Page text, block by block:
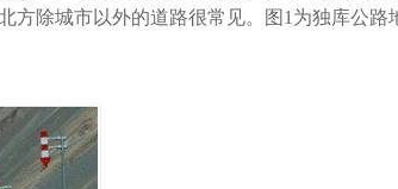
除城市以外的道路很常见。图1为独库公路